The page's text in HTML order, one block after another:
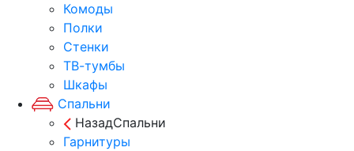
Комоды
Полки
Стенки
ТВ-тумбы
Шкафы
Спальни
НазадСпальни
Гарнитуры